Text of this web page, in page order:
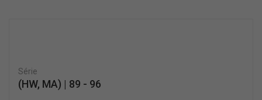
Série
(HW, MA) | 89 - 96